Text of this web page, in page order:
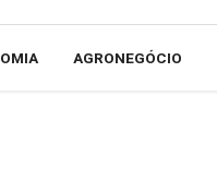
AGRONEGÓCIO